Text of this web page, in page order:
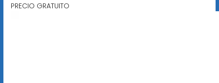
PRECIO GRATUITO